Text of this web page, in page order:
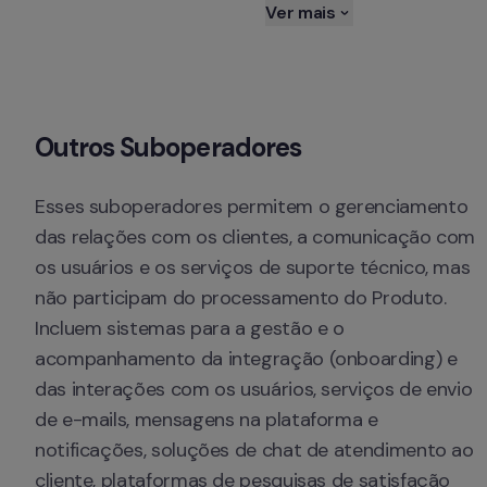
Ver mais
Outros Suboperadores
Esses suboperadores permitem o gerenciamento
das relações com os clientes, a comunicação com
os usuários e os serviços de suporte técnico, mas
não participam do processamento do Produto.
Incluem sistemas para a gestão e o
acompanhamento da integração (onboarding) e
das interações com os usuários, serviços de envio
de e-mails, mensagens na plataforma e
notificações, soluções de chat de atendimento ao
cliente, plataformas de pesquisas de satisfação